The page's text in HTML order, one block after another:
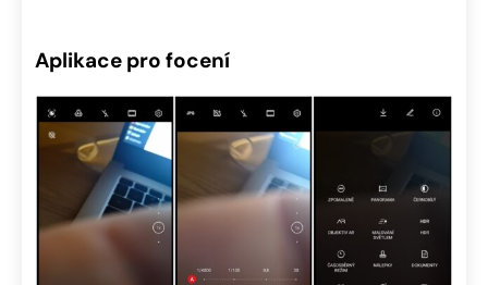
Aplikace pro focení